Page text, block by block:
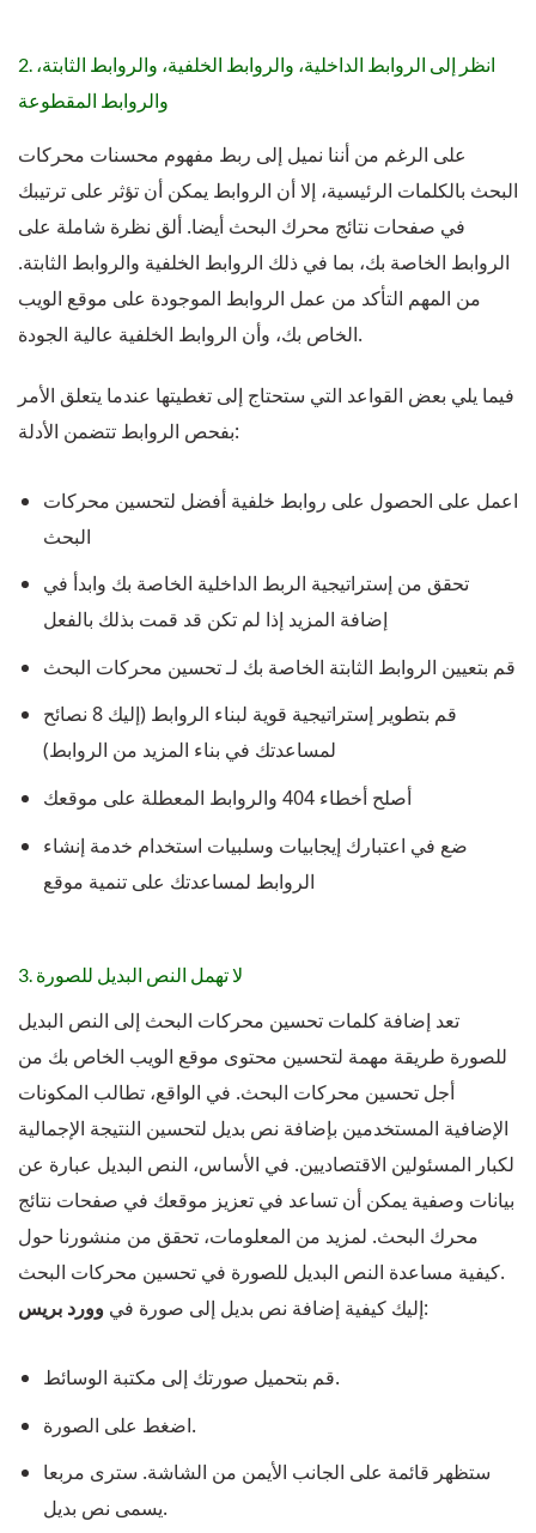
2. انظر إلى الروابط الداخلية، والروابط الخلفية، والروابط الثابتة،
والروابط المقطوعة
على الرغم من أننا نميل إلى ربط مفهوم محسنات محركات
البحث بالكلمات الرئيسية، إلا أن الروابط يمكن أن تؤثر على ترتيبك
في صفحات نتائج محرك البحث أيضا. ألق نظرة شاملة على
الروابط الخاصة بك، بما في ذلك الروابط الخلفية والروابط الثابتة.
من المهم التأكد من عمل الروابط الموجودة على موقع الويب
الخاص بك، وأن الروابط الخلفية عالية الجودة.
فيما يلي بعض القواعد التي ستحتاج إلى تغطيتها عندما يتعلق الأمر
بفحص الروابط تتضمن الأدلة:
اعمل على الحصول على روابط خلفية أفضل لتحسين محركات
البحث
تحقق من إستراتيجية الربط الداخلية الخاصة بك وابدأ في
إضافة المزيد إذا لم تكن قد قمت بذلك بالفعل
قم بتعيين الروابط الثابتة الخاصة بك لـ تحسين محركات البحث
قم بتطوير إستراتيجية قوية لبناء الروابط (إليك 8 نصائح
لمساعدتك في بناء المزيد من الروابط)
أصلح أخطاء 404 والروابط المعطلة على موقعك
ضع في اعتبارك إيجابيات وسلبيات استخدام خدمة إنشاء
الروابط لمساعدتك على تنمية موقع
3. لا تهمل النص البديل للصورة
تعد إضافة كلمات تحسين محركات البحث إلى النص البديل
للصورة طريقة مهمة لتحسين محتوى موقع الويب الخاص بك من
أجل تحسين محركات البحث. في الواقع، تطالب المكونات
الإضافية المستخدمين بإضافة نص بديل لتحسين النتيجة الإجمالية
لكبار المسئولين الاقتصاديين. في الأساس، النص البديل عبارة عن
بيانات وصفية يمكن أن تساعد في تعزيز موقعك في صفحات نتائج
محرك البحث. لمزيد من المعلومات، تحقق من منشورنا حول
كيفية مساعدة النص البديل للصورة في تحسين محركات البحث.
إليك كيفية إضافة نص بديل إلى صورة في وورد بريس :
قم بتحميل صورتك إلى مكتبة الوسائط.
اضغط على الصورة.
ستظهر قائمة على الجانب الأيمن من الشاشة. سترى مربعا
يسمى نص بديل.